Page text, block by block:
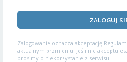
ZALOGUJ
Zalogowanie oznacza akceptację
aktualnym brzmieniu. Jeśli nie
prosimy o niekorzystanie z serwisu.